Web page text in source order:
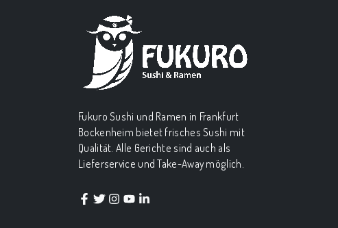
Fukuro Sushi und Ramen in Frankfurt
Bockenheim bietet frisches Sushi mit
Qualität. Alle Gerichte sind auch als
Lieferservice und Take-Away möglich.